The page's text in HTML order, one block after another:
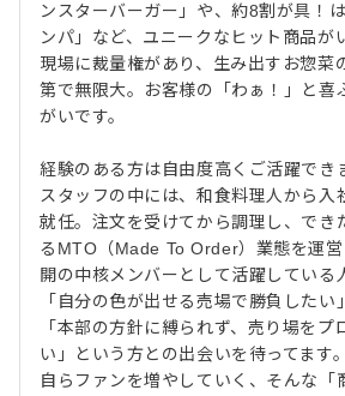
ンスターバーガー」や、約8割が具！
ンパ」など、ユニークなヒット商品が
現場に裁量権があり、生み出すお惣菜
第で無限大。お客様の「わぁ！」と喜
がいです。
経験のある方は自由度高くご活躍でき
スタッフの中には、和食料理人から入
就任。注文を受けてから調理し、でき
るMTO（Made To Order）業態を運
開の中核メンバーとして活躍している
「自分の色が出せる売場で勝負したい」
「本部の方針に縛られず、売り場をプ
い」という方との出会いを待ってます。
自らファンを増やしていく、そんな「